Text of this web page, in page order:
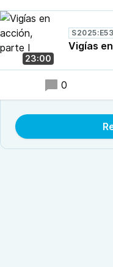
23:00
S2025:E53
Vigías
0